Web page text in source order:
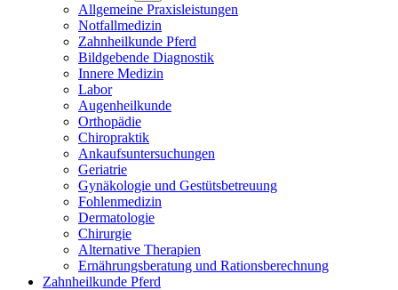
Allgemeine Praxisleistungen
Notfallmedizin
Zahnheilkunde Pferd
Bildgebende Diagnostik
Innere Medizin
Labor
Augenheilkunde
Orthopädie
Chiropraktik
Ankaufsuntersuchungen
Geriatrie
Gynäkologie und Gestütsbetreuung
Fohlenmedizin
Dermatologie
Chirurgie
Alternative Therapien
Ernährungsberatung und Rationsberechnung
Zahnheilkunde Pferd